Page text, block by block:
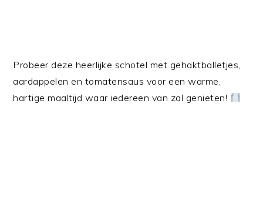
Probeer deze heerlijke schotel met gehaktballetjes,
aardappelen en tomatensaus voor een warme,
hartige maaltijd waar iedereen van zal genieten!